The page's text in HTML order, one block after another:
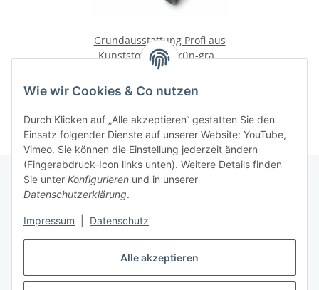
Alle akzeptieren
Wie wir Cookies & Co nutzen
Durch Klicken auf „Alle akzeptieren“ gestatten Sie den
Einsatz folgender Dienste auf unserer Website: YouTube,
Vimeo. Sie können die Einstellung jederzeit ändern
(Fingerabdruck-Icon links unten). Weitere Details finden
Sie unter Konfigurieren und in unserer
Datenschutzerklärung.
Impressum Datenschutz
Grundausstattung Profi aus
Kunststoff 3/4" grün-grau
Rehau
5,95 €